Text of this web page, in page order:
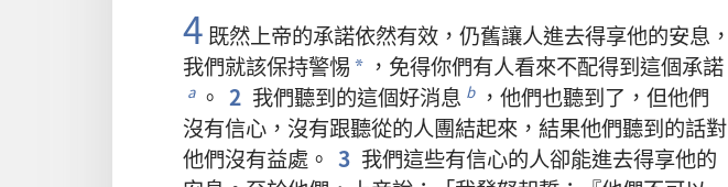
4 既然上帝的承諾依然有效 ， 仍舊讓人進去得享他的安息 ，
我們就該保持警惕 * ， 免得你們有人看來不配得到這個承諾
a 。 2 我們聽到的這個好消息 b ， 他們也聽到了 ， 但他們
沒有信心 ， 沒有跟聽從的人團結起來 ， 結果他們聽到的話對
他們沒有益處 。 3 我們這些有信心的人卻能進去得享他的